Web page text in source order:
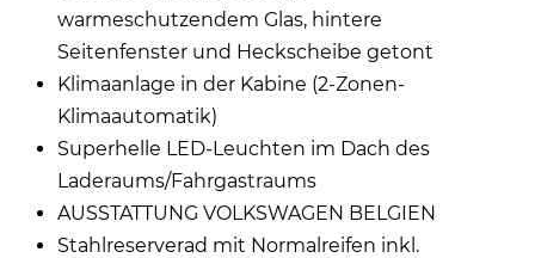
warmeschutzendem Glas, hintere
Seitenfenster und Heckscheibe getont
Klimaanlage in der Kabine (2-Zonen-
Klimaautomatik)
Superhelle LED-Leuchten im Dach des
Laderaums/Fahrgastraums
AUSSTATTUNG VOLKSWAGEN BELGIEN
Stahlreserverad mit Normalreifen inkl.